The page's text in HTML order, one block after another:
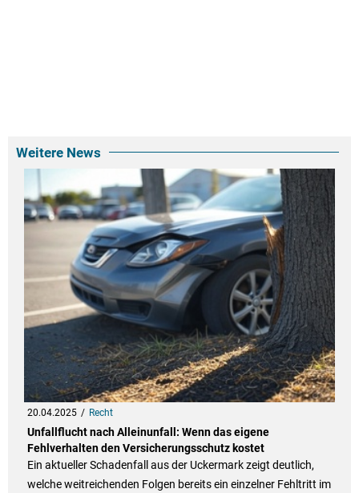
Weitere News
20.04.2025 Recht
Unfallflucht nach Alleinunfall: Wenn das eigene
Fehlverhalten den Versicherungsschutz kostet
Ein aktueller Schadenfall aus der Uckermark zeigt deutlich,
welche weitreichenden Folgen bereits ein einzelner Fehltritt im